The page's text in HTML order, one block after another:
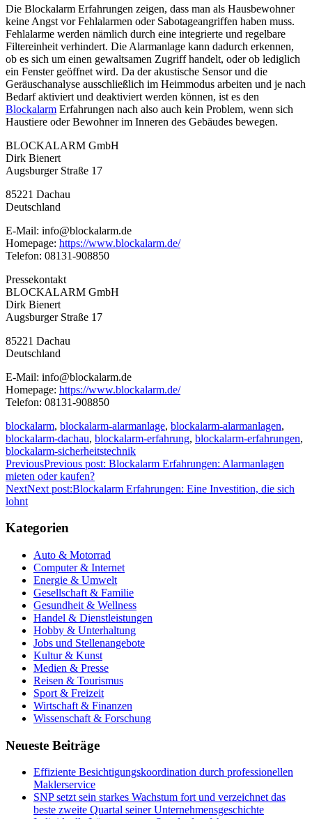
Die Blockalarm Erfahrungen zeigen, dass man als Hausbewohner
keine Angst vor Fehlalarmen oder Sabotageangriffen haben muss.
Fehlalarme werden nämlich durch eine integrierte und regelbare
Filtereinheit verhindert. Die Alarmanlage kann dadurch erkennen,
ob es sich um einen gewaltsamen Zugriff handelt, oder ob lediglich
ein Fenster geöffnet wird. Da der akustische Sensor und die
Geräuschanalyse ausschließlich im Heimmodus arbeiten und je nach
Bedarf aktiviert und deaktiviert werden können, ist es den
Blockalarm Erfahrungen nach also auch kein Problem, wenn sich
Haustiere oder Bewohner im Inneren des Gebäudes bewegen.
BLOCKALARM GmbH
Dirk Bienert
Augsburger Straße 17
85221 Dachau
Deutschland
E-Mail: info@blockalarm.de
Homepage: https://www.blockalarm.de/
Telefon: 08131-908850
Pressekontakt
BLOCKALARM GmbH
Dirk Bienert
Augsburger Straße 17
85221 Dachau
Deutschland
E-Mail: info@blockalarm.de
Homepage: https://www.blockalarm.de/
Telefon: 08131-908850
blockalarm, blockalarm-alarmanlage, blockalarm-alarmanlagen,
blockalarm-dachau, blockalarm-erfahrung, blockalarm-erfahrungen,
blockalarm-sicherheitstechnik
PreviousPrevious post: Blockalarm Erfahrungen: Alarmanlagen
mieten oder kaufen?
NextNext post:Blockalarm Erfahrungen: Eine Investition, die sich
lohnt
Kategorien
Auto & Motorrad
Computer & Internet
Energie & Umwelt
Gesellschaft & Familie
Gesundheit & Wellness
Handel & Dienstleistungen
Hobby & Unterhaltung
Jobs und Stellenangebote
Kultur & Kunst
Medien & Presse
Reisen & Tourismus
Sport & Freizeit
Wirtschaft & Finanzen
Wissenschaft & Forschung
Neueste Beiträge
Effiziente Besichtigungskoordination durch professionellen
Maklerservice
SNP setzt sein starkes Wachstum fort und verzeichnet das
beste zweite Quartal seiner Unternehmensgeschichte